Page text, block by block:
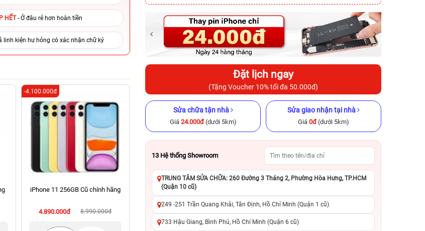
HẾT- Ở đâu rẻ hơn hoàn tiền
linh kiện hư hỏng có xác nhận chữ ký
iPhone 11 256GB Cũ chính hãng
4.890.000đ 8.990.000đ
-4.100.000đ
iPhone 11 Pro Max 256GB Cũ
chính hãng
5.590.000đ
8.990.000đ
-3.400.000đ
12.190.000đ 18.290.000đ
-6.100.000đ -5.900.000đ
Đặt lịch ngay
(Tặng Voucher 10% tối đa 50.000đ)
Sửa chữa tận nhà
Giá 24.000đ(dưới 5km)
Sửa giao nhận tại nhà
Giá 0đ(dưới 5km)
13 Hệ thống Showroom
TRUNG TÂM SỬA CHỮA: 260 Đường 3 Tháng 2, Phường Hòa Hưng, TP.HCM
(Quận 10 cũ)
249 -251 Trần Quang Khải, Tân Định, Hồ Chí Minh (Quận 1 cũ)
733 Hậu Giang, Bình Phú, Hồ Chí Minh (Quận 6 cũ)